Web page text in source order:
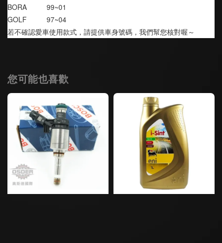
BORA          99~01
GOLF          97~04
若不確認愛車使用款式，請提供車身號碼，我們幫您核對喔～
您可能也喜歡